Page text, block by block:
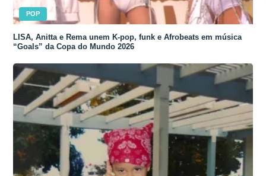
POP
LISA, Anitta e Rema unem K-pop, funk e Afrobeats em música
“Goals” da Copa do Mundo 2026